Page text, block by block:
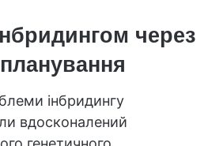
через
інбридингу
вдосконалений